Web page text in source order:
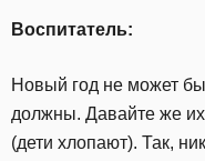
Воспитатель:
Новый год не может
должны. Давайте же
(дети хлопают). Так,